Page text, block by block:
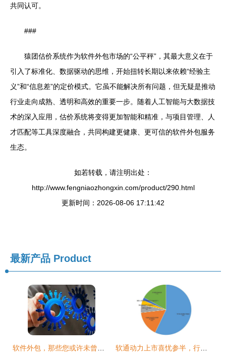
共同认可。
###
猿团估价系统作为软件外包市场的“公平秤”，其最大意义在于
引入了标准化、数据驱动的思维，开始扭转长期以来依赖“经验主
义”和“信息差”的定价模式。它虽不能解决所有问题，但无疑是推动
行业走向成熟、透明和高效的重要一步。随着人工智能与大数据技
术的深入应用，估价系统将变得更加智能和精准，与项目管理、人
才匹配等工具深度融合，共同构建更健康、更可信的软件外包服务
生态。
如若转载，请注明出处：
http://www.fengniaozhongxin.com/product/290.html
更新时间：2026-08-06 17:11:42
最新产品 Product
软件外包，那些您或许未曾听闻的真实内幕 软通动力上市喜忧参半，行业变局剑指软件外包模式